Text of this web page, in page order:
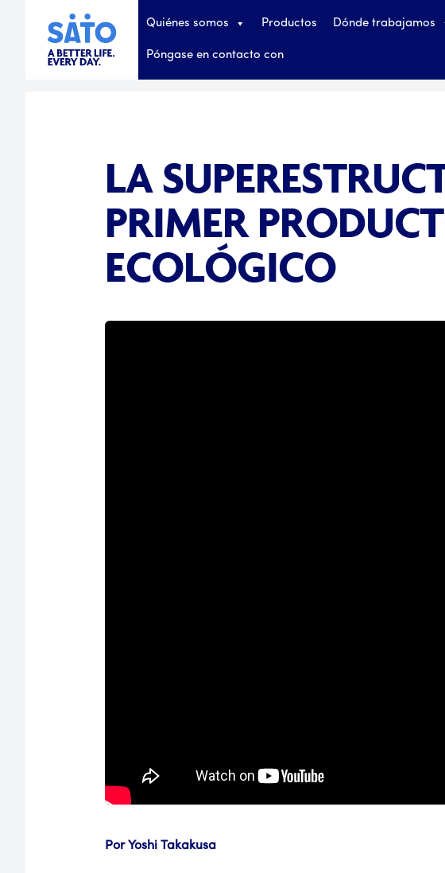
Quiénes somos Productos Dónde trabajamos
Póngase en contacto con
LA
PRIMER
ECOLÓGICO
Por Yoshi Takakusa